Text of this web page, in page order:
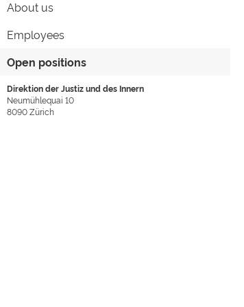
About us
Employees
Open positions
Direktion der Justiz und des Innern
Neumühlequai 10
8090Zürich